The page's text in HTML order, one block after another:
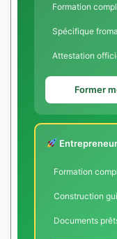
Formation
Spécifique
Attestation
Former
Formation
Construction
Documents